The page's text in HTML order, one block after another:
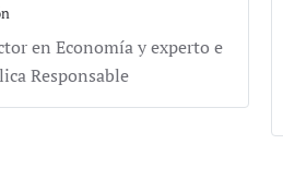
en Economía y experto e
Responsable